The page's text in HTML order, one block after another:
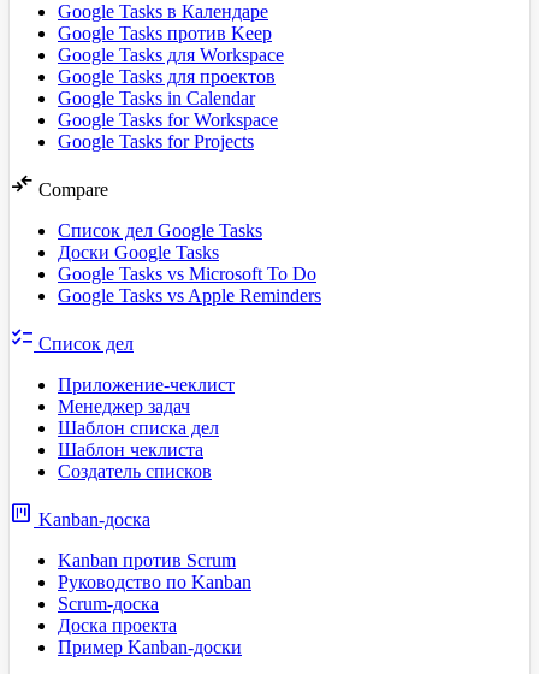
Google Tasks в Календаре
Google Tasks против Keep
Google Tasks для Workspace
Google Tasks для проектов
Google Tasks in Calendar
Google Tasks for Workspace
Google Tasks for Projects
compare_arrows Compare
Список дел Google Tasks
Доски Google Tasks
Google Tasks vs Microsoft To Do
Google Tasks vs Apple Reminders
checklist Список дел
Приложение-чеклист
Менеджер задач
Шаблон списка дел
Шаблон чеклиста
Создатель списков
view_kanban Kanban-доска
Kanban против Scrum
Руководство по Kanban
Scrum-доска
Доска проекта
Пример Kanban-доски